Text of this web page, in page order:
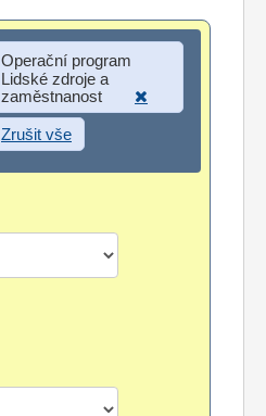
Operační program
Lidské zdroje a
zaměstnanost
Zrušit vše